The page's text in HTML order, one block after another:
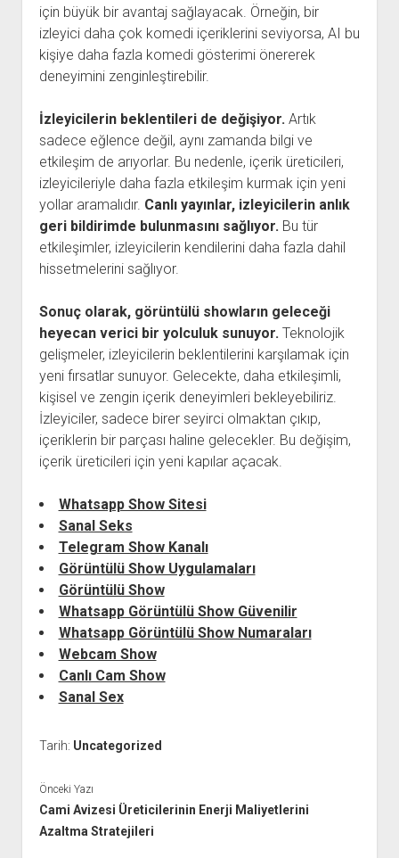
için büyük bir avantaj sağlayacak. Örneğin, bir
izleyici daha çok komedi içeriklerini seviyorsa, AI bu
kişiye daha fazla komedi gösterimi önererek
deneyimini zenginleştirebilir.
İzleyicilerin beklentileri de değişiyor.Artık
sadece eğlence değil, aynı zamanda bilgi ve
etkileşim de arıyorlar. Bu nedenle, içerik üreticileri,
izleyicileriyle daha fazla etkileşim kurmak için yeni
yollar aramalıdır. Canlı yayınlar, izleyicilerin anlık
geri bildirimde bulunmasını sağlıyor.Bu tür
etkileşimler, izleyicilerin kendilerini daha fazla dahil
hissetmelerini sağlıyor.
Sonuç olarak, görüntülü showların geleceği
heyecan verici bir yolculuk sunuyor.Teknolojik
gelişmeler, izleyicilerin beklentilerini karşılamak için
yeni fırsatlar sunuyor. Gelecekte, daha etkileşimli,
kişisel ve zengin içerik deneyimleri bekleyebiliriz.
İzleyiciler, sadece birer seyirci olmaktan çıkıp,
içeriklerin bir parçası haline gelecekler. Bu değişim,
içerik üreticileri için yeni kapılar açacak.
Whatsapp Show Sitesi
Sanal Seks
Telegram Show Kanalı
Görüntülü Show Uygulamaları
Görüntülü Show
Whatsapp Görüntülü Show Güvenilir
Whatsapp Görüntülü Show Numaraları
Webcam Show
Canlı Cam Show
Sanal Sex
Tarih: Uncategorized
Önceki Yazı
Cami Avizesi Üreticilerinin Enerji Maliyetlerini
Azaltma Stratejileri